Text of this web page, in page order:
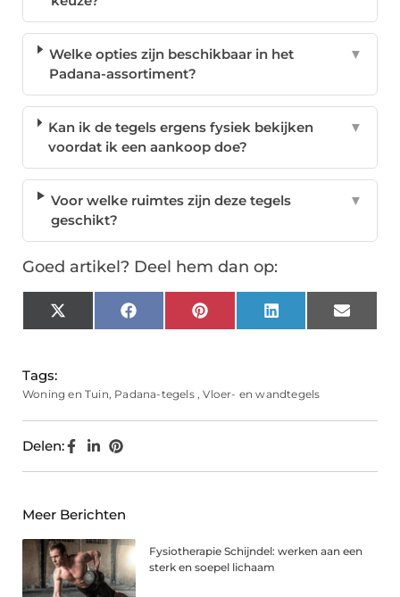
Welke opties zijn beschikbaar in het
Padana-assortiment?
▼
Kan ik de tegels ergens fysiek bekijken
voordat ik een aankoop doe?
▼
Voor welke ruimtes zijn deze tegels
geschikt?
▼
Goed artikel? Deel hem dan op:
X
(Twitter)
FacebookPinterest LinkedIn Email
Tags:
Woning en Tuin, Padana-tegels,Vloer- en wandtegels
Delen:
Meer Berichten
Fysiotherapie Schijndel: werken aan een
sterk en soepel lichaam